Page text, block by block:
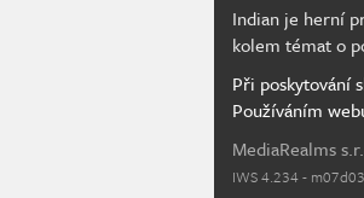
Indian je herní
kolem témat o
Při poskytování
Používáním
MediaRealms
IWS 4.234 -